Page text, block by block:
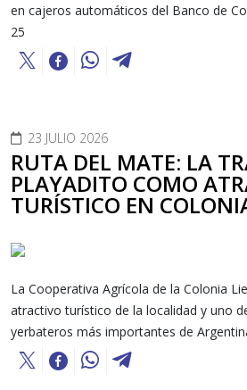
en cajeros automáticos del Banco de
25
23 JULIO 2026
RUTA DEL MATE: LA
PLAYADITO COMO
TURÍSTICO EN
La Cooperativa Agrícola de la Colonia
atractivo turístico de la localidad y uno
yerbateros más importantes de